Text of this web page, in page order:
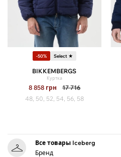
-50% Select ★
BIKKEMBERGS
Куртка
8 858 грн
17 716
48, 50, 52, 54, 56, 58
Все товары Iceberg
Бренд